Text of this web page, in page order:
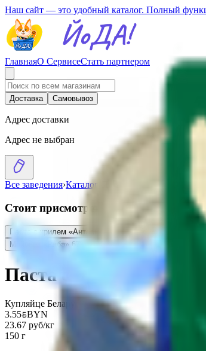
Наш сайт — это удобный каталог. Полный
ГлавнаяО СервисеСтать партнером
Доставка Самовывоз
Адрес доставки
Адрес не выбран
Все заведения›Каталог Паста с крилем
Стоит присмотреться
Паста с крилем «Антарктик Криль» классический
Майонез «Ряба» 67% классический Провансаль
Паста с крилем
Купляйце Беларускае
3.55BYNBYN
23.67 руб/кг
150 г